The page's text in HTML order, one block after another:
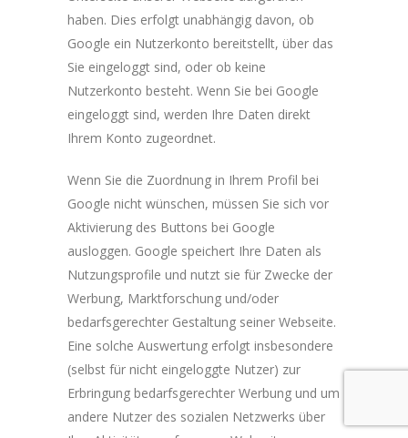
haben. Dies erfolgt unabhängig davon, ob
Google ein Nutzerkonto bereitstellt, über das
Sie eingeloggt sind, oder ob keine
Nutzerkonto besteht. Wenn Sie bei Google
eingeloggt sind, werden Ihre Daten direkt
Ihrem Konto zugeordnet.
Wenn Sie die Zuordnung in Ihrem Profil bei
Google nicht wünschen, müssen Sie sich vor
Aktivierung des Buttons bei Google
ausloggen. Google speichert Ihre Daten als
Nutzungsprofile und nutzt sie für Zwecke der
Werbung, Marktforschung und/oder
bedarfsgerechter Gestaltung seiner Webseite.
Eine solche Auswertung erfolgt insbesondere
(selbst für nicht eingeloggte Nutzer) zur
Erbringung bedarfsgerechter Werbung und um
andere Nutzer des sozialen Netzwerks über